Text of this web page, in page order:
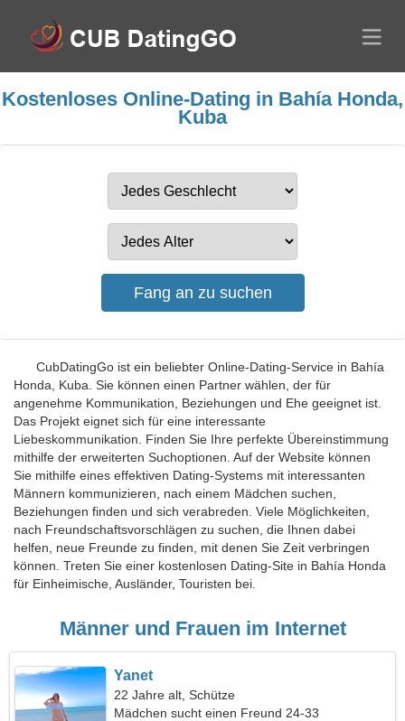
Kostenloses Online-Dating in Bahía Honda,
Kuba
CubDatingGo ist ein beliebter Online-Dating-Service in Bahía
Honda, Kuba. Sie können einen Partner wählen, der für
angenehme Kommunikation, Beziehungen und Ehe geeignet ist.
Das Projekt eignet sich für eine interessante
Liebeskommunikation. Finden Sie Ihre perfekte Übereinstimmung
mithilfe der erweiterten Suchoptionen. Auf der Website können
Sie mithilfe eines effektiven Dating-Systems mit interessanten
Männern kommunizieren, nach einem Mädchen suchen,
Beziehungen finden und sich verabreden. Viele Möglichkeiten,
nach Freundschaftsvorschlägen zu suchen, die Ihnen dabei
helfen, neue Freunde zu finden, mit denen Sie Zeit verbringen
können. Treten Sie einer kostenlosen Dating-Site in Bahía Honda
für Einheimische, Ausländer, Touristen bei.
Männer und Frauen im Internet
Yanet
22 Jahre alt, Schütze
Mädchen sucht einen Freund 24-33